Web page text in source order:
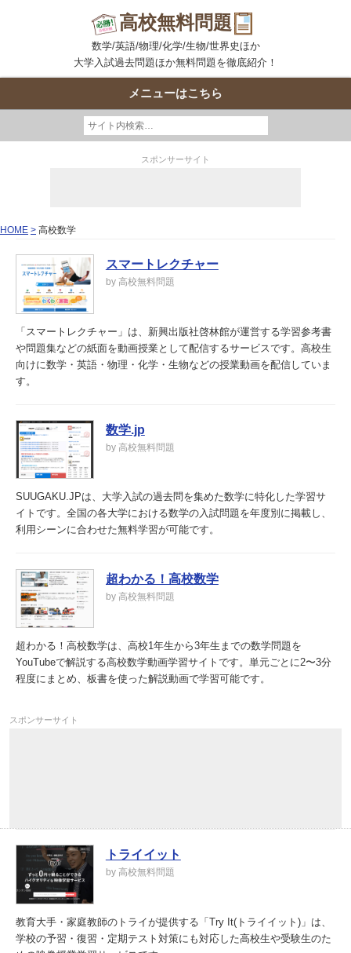
高校無料問題
数学/英語/物理/化学/生物/世界史ほか
大学入試過去問題ほか無料問題を徹底紹介！
メニューはこちら
スポンサーサイト
HOME 高校数学
スマートレクチャー
by 高校無料問題
「スマートレクチャー」は、新興出版社啓林館が運営する学習参考書
や問題集などの紙面を動画授業として配信するサービスです。高校生
向けに数学・英語・物理・化学・生物などの授業動画を配信していま
す。
数学.jp
by 高校無料問題
SUUGAKU.JPは、大学入試の過去問を集めた数学に特化した学習サ
イトです。全国の各大学における数学の入試問題を年度別に掲載し、
利用シーンに合わせた無料学習が可能です。
超わかる！高校数学
by 高校無料問題
超わかる！高校数学は、高校1年生から3年生までの数学問題を
YouTubeで解説する高校数学動画学習サイトです。単元ごとに2〜3分
程度にまとめ、板書を使った解説動画で学習可能です。
スポンサーサイト
トライイット
by 高校無料問題
教育大手・家庭教師のトライが提供する「Try It(トライイット)」は、
学校の予習・復習・定期テスト対策にも対応した高校生や受験生のた